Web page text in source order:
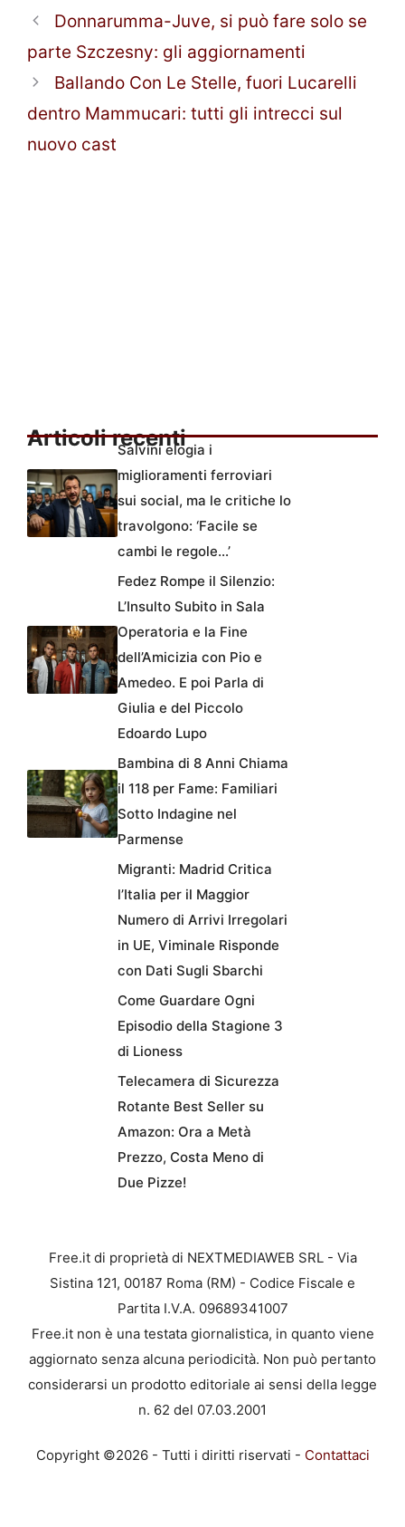
Donnarumma-Juve, si può fare solo se
parte Szczesny: gli aggiornamenti
Ballando Con Le Stelle, fuori Lucarelli
dentro Mammucari: tutti gli intrecci sul
nuovo cast
Articoli recenti
Salvini elogia i
miglioramenti ferroviari
sui social, ma le critiche lo
travolgono: ‘Facile se
cambi le regole…’
Fedez Rompe il Silenzio:
L’Insulto Subito in Sala
Operatoria e la Fine
dell’Amicizia con Pio e
Amedeo. E poi Parla di
Giulia e del Piccolo
Edoardo Lupo
Bambina di 8 Anni Chiama
il 118 per Fame: Familiari
Sotto Indagine nel
Parmense
Migranti: Madrid Critica
l’Italia per il Maggior
Numero di Arrivi Irregolari
in UE, Viminale Risponde
con Dati Sugli Sbarchi
Come Guardare Ogni
Episodio della Stagione 3
di Lioness
Telecamera di Sicurezza
Rotante Best Seller su
Amazon: Ora a Metà
Prezzo, Costa Meno di
Due Pizze!
Free.it di proprietà di NEXTMEDIAWEB SRL - Via
Sistina 121, 00187 Roma (RM) - Codice Fiscale e
Partita I.V.A. 09689341007
Free.it non è una testata giornalistica, in quanto viene
aggiornato senza alcuna periodicità. Non può pertanto
considerarsi un prodotto editoriale ai sensi della legge
n. 62 del 07.03.2001
Copyright ©2026 - Tutti i diritti riservati - Contattaci